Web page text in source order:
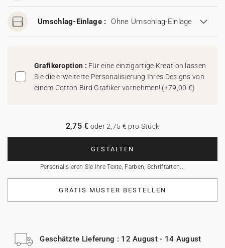
Umschlag-Einlage : Ohne Umschlag-Einlage
Grafikeroption : Für eine einzigartige Kreation lassen
Sie die erweiterte Personalisierung Ihres Designs von
einem Cotton Bird Grafiker vornehmen! (+79,00 €)
GESTALTEN
Personalisieren Sie Ihre Texte, Farben, Schriftarten...
2,75 € oder 2,75 € pro Stück
GRATIS MUSTER BESTELLEN
Geschätzte Lieferung : 12 August - 14 August